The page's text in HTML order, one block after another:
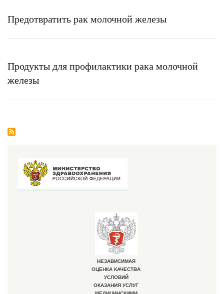
Предотвратить рак молочной железы
Продукты для профилактики рака молочной
железы